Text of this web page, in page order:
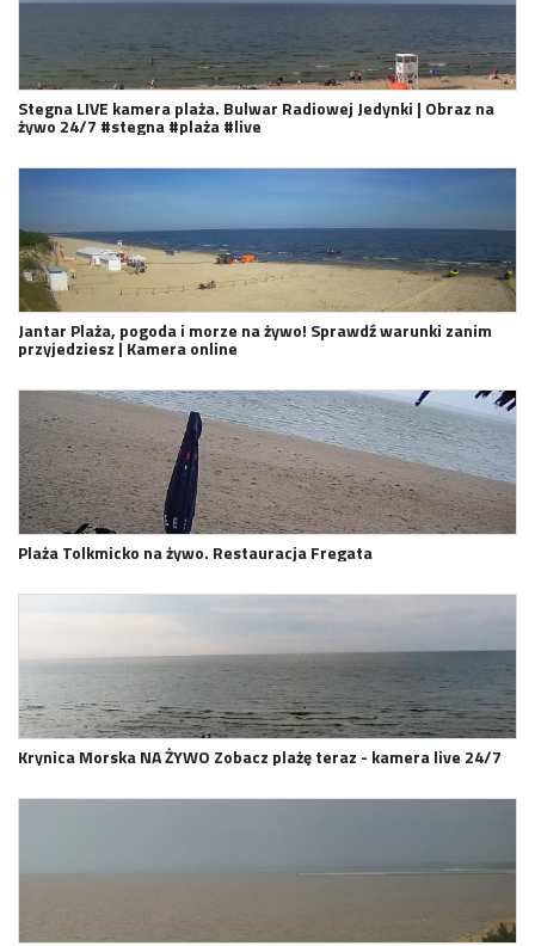
Stegna LIVE kamera plaża. Bulwar Radiowej Jedynki | Obraz na
żywo 24/7 #stegna #plaża #live
Jantar Plaża, pogoda i morze na żywo! Sprawdź warunki zanim
przyjedziesz | Kamera online
Plaża Tolkmicko na żywo. Restauracja Fregata
Krynica Morska NA ŻYWO Zobacz plażę teraz - kamera live 24/7